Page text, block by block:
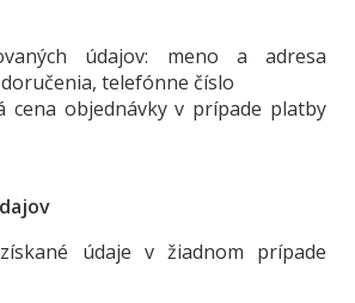
údajov: meno a adresa
telefónne číslo
cena objednávky v prípade platby
údaje v žiadnom prípade